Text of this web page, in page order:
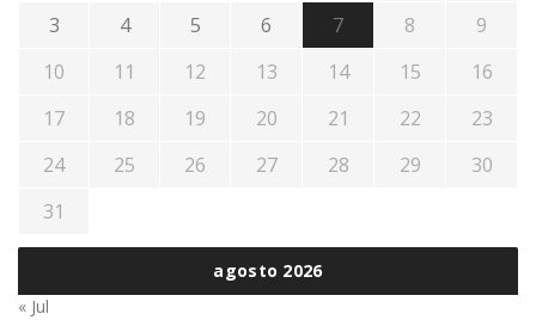
agosto 2026
3
4 5 6 7 8
9
10
11 12 13 14 15
16
17
18 19 20 21 22
23
24
25 26 27 28 29
30
31
« Jul